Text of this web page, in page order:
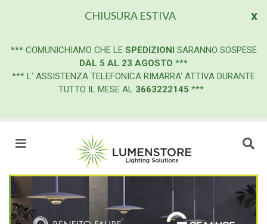
x
CHIUSURA ESTIVA
*** COMUNICHIAMO CHE LE SPEDIZIONI SARANNO SOSPESE
DAL 5 AL 23 AGOSTO ***
*** L' ASSISTENZA TELEFONICA RIMARRA' ATTIVA DURANTE
TUTTO IL MESE AL 3663222145 ***